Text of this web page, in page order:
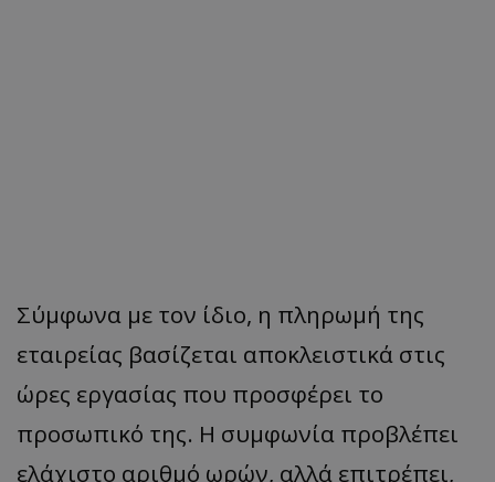
Σύμφωνα με τον ίδιο, η πληρωμή της
εταιρείας βασίζεται αποκλειστικά στις
ώρες εργασίας που προσφέρει το
προσωπικό της. Η συμφωνία προβλέπει
ελάχιστο αριθμό ωρών, αλλά επιτρέπει,